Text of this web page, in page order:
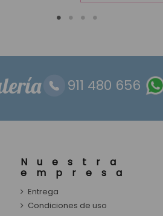
911 480 656
Nuestra
empresa
Entrega
Condiciones de uso